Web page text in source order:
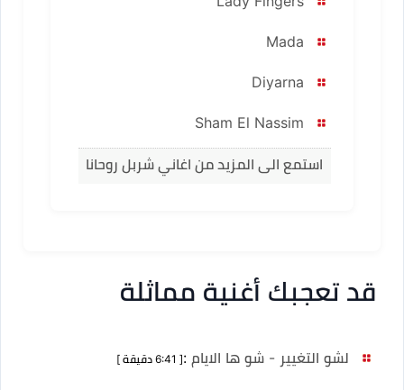
استمع الى المزيد من اغاني شربل روحانا
قد تعجبك أغنية مماثلة
لشو التغيير - شو ها الايام :[ 6:41 دقيقة ]